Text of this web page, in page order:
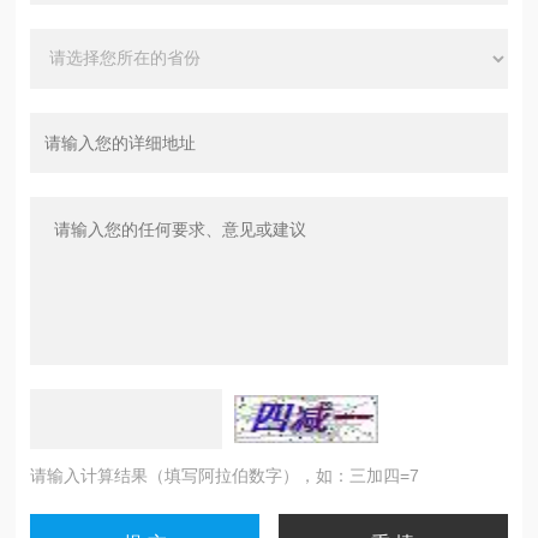
请输入计算结果（填写阿拉伯数字），如：三加四=7